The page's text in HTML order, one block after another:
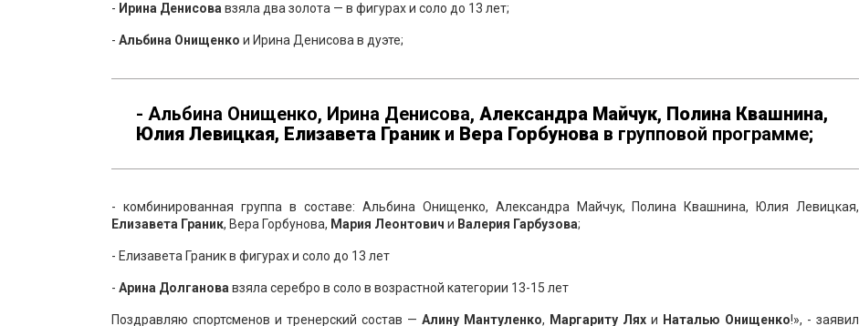
- Ирина Денисова взяла два золота — в фигурах и соло до 13 лет;
- Альбина Онищенко и Ирина Денисова в дуэте;
- Альбина Онищенко, Ирина Денисова, Александра Майчук, Полина Квашнина,
Юлия Левицкая, Елизавета Граники Вера Горбунова в групповой программе;
- комбинированная группа в составе: Альбина Онищенко, Александра Майчук, Полина Квашнина, Юлия Левицкая,
Елизавета Граник, Вера Горбунова, Мария Леонтович и Валерия Гарбузова;
- Елизавета Граник в фигурах и соло до 13 лет
- Арина Долганова взяла серебро в соло в возрастной категории 13-15 лет
Поздравляю спортсменов и тренерский состав —Алину Мантуленко, Маргариту Лях и Наталью Онищенко!», - заявил